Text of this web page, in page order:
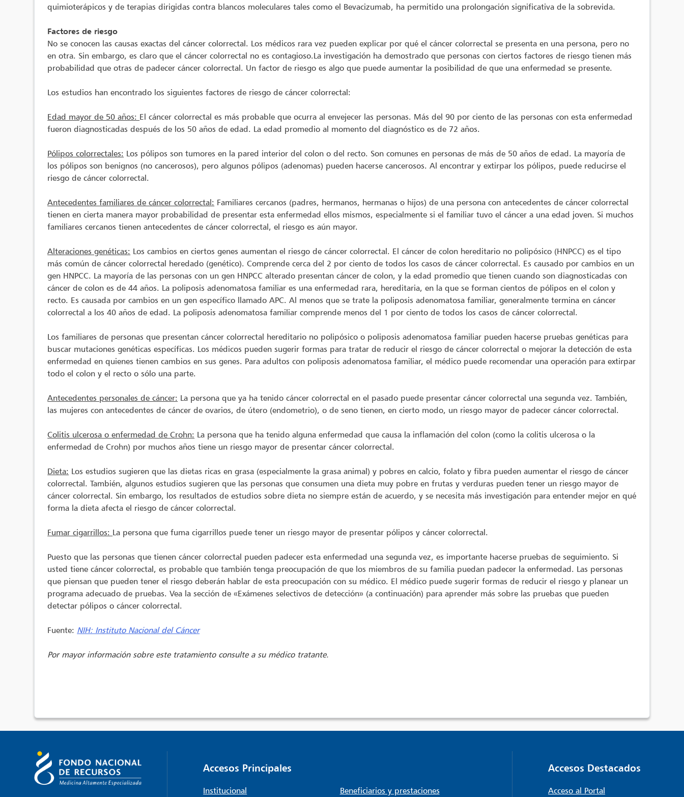
quimioterápicos y de terapias dirigidas contra blancos moleculares tales como el Bevacizumab, ha permitido una prolongación significativa de la sobrevida.
Factores de riesgo
No se conocen las causas exactas del cáncer colorrectal. Los médicos rara vez pueden explicar por qué el cáncer colorrectal se presenta en una persona, pero no
en otra. Sin embargo, es claro que el cáncer colorrectal no es contagioso.La investigación ha demostrado que personas con ciertos factores de riesgo tienen más
probabilidad que otras de padecer cáncer colorrectal. Un factor de riesgo es algo que puede aumentar la posibilidad de que una enfermedad se presente.
Los estudios han encontrado los siguientes factores de riesgo de cáncer colorrectal:
Edad mayor de 50 años: El cáncer colorrectal es más probable que ocurra al envejecer las personas. Más del 90 por ciento de las personas con esta enfermedad
fueron diagnosticadas después de los 50 años de edad. La edad promedio al momento del diagnóstico es de 72 años.
Pólipos colorrectales: Los pólipos son tumores en la pared interior del colon o del recto. Son comunes en personas de más de 50 años de edad. La mayoría de
los pólipos son benignos (no cancerosos), pero algunos pólipos (adenomas) pueden hacerse cancerosos. Al encontrar y extirpar los pólipos, puede reducirse el
riesgo de cáncer colorrectal.
Antecedentes familiares de cáncer colorrectal: Familiares cercanos (padres, hermanos, hermanas o hijos) de una persona con antecedentes de cáncer colorrectal
tienen en cierta manera mayor probabilidad de presentar esta enfermedad ellos mismos, especialmente si el familiar tuvo el cáncer a una edad joven. Si muchos
familiares cercanos tienen antecedentes de cáncer colorrectal, el riesgo es aún mayor.
Alteraciones genéticas: Los cambios en ciertos genes aumentan el riesgo de cáncer colorrectal. El cáncer de colon hereditario no polipósico (HNPCC) es el tipo
más común de cáncer colorrectal heredado (genético). Comprende cerca del 2 por ciento de todos los casos de cáncer colorrectal. Es causado por cambios en un
gen HNPCC. La mayoría de las personas con un gen HNPCC alterado presentan cáncer de colon, y la edad promedio que tienen cuando son diagnosticadas con
cáncer de colon es de 44 años. La poliposis adenomatosa familiar es una enfermedad rara, hereditaria, en la que se forman cientos de pólipos en el colon y
recto. Es causada por cambios en un gen específico llamado APC. Al menos que se trate la poliposis adenomatosa familiar, generalmente termina en cáncer
colorrectal a los 40 años de edad. La poliposis adenomatosa familiar comprende menos del 1 por ciento de todos los casos de cáncer colorrectal.
Los familiares de personas que presentan cáncer colorrectal hereditario no polipósico o poliposis adenomatosa familiar pueden hacerse pruebas genéticas para
buscar mutaciones genéticas específicas. Los médicos pueden sugerir formas para tratar de reducir el riesgo de cáncer colorrectal o mejorar la detección de esta
enfermedad en quienes tienen cambios en sus genes. Para adultos con poliposis adenomatosa familiar, el médico puede recomendar una operación para extirpar
todo el colon y el recto o sólo una parte.
Antecedentes personales de cáncer: La persona que ya ha tenido cáncer colorrectal en el pasado puede presentar cáncer colorrectal una segunda vez. También,
las mujeres con antecedentes de cáncer de ovarios, de útero (endometrio), o de seno tienen, en cierto modo, un riesgo mayor de padecer cáncer colorrectal.
Colitis ulcerosa o enfermedad de Crohn: La persona que ha tenido alguna enfermedad que causa la inflamación del colon (como la colitis ulcerosa o la
enfermedad de Crohn) por muchos años tiene un riesgo mayor de presentar cáncer colorrectal.
Dieta: Los estudios sugieren que las dietas ricas en grasa (especialmente la grasa animal) y pobres en calcio, folato y fibra pueden aumentar el riesgo de cáncer
colorrectal. También, algunos estudios sugieren que las personas que consumen una dieta muy pobre en frutas y verduras pueden tener un riesgo mayor de
cáncer colorrectal. Sin embargo, los resultados de estudios sobre dieta no siempre están de acuerdo, y se necesita más investigación para entender mejor en qué
forma la dieta afecta el riesgo de cáncer colorrectal.
Fumar cigarrillos: La persona que fuma cigarrillos puede tener un riesgo mayor de presentar pólipos y cáncer colorrectal.
Puesto que las personas que tienen cáncer colorrectal pueden padecer esta enfermedad una segunda vez, es importante hacerse pruebas de seguimiento. Si
usted tiene cáncer colorrectal, es probable que también tenga preocupación de que los miembros de su familia puedan padecer la enfermedad. Las personas
que piensan que pueden tener el riesgo deberán hablar de esta preocupación con su médico. El médico puede sugerir formas de reducir el riesgo y planear un
programa adecuado de pruebas. Vea la sección de «Exámenes selectivos de detección» (a continuación) para aprender más sobre las pruebas que pueden
detectar pólipos o cáncer colorrectal.
Fuente: NIH: Instituto Nacional del Cáncer
Por mayor información sobre este tratamiento consulte a su médico tratante.
Accesos Principales
Institucional Beneficiarios y prestaciones
Accesos Destacados
Acceso al Portal